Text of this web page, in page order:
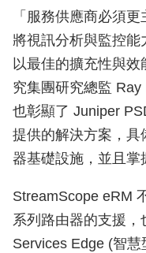
「服務供應商必須
將視訊分析與監控
以最佳的擴充性與
究集團研究總監
也彰顯了 Juniper
提供的解決方案，具
器基礎設施，並且掌
StreamScope eRM
系列路由器的支援
Services Edge (智慧